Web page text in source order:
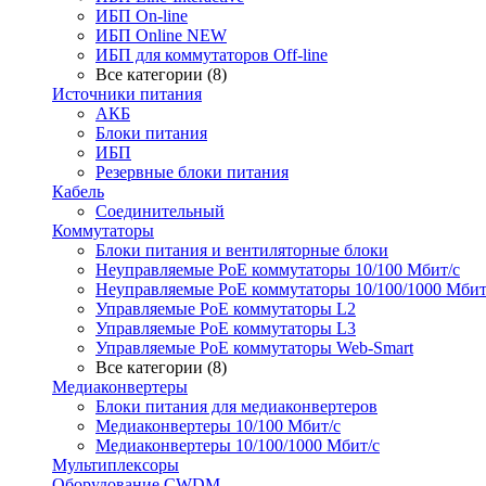
ИБП On-line
ИБП Online NEW
ИБП для коммутаторов Off-line
Все категории (8)
Источники питания
АКБ
Блоки питания
ИБП
Резервные блоки питания
Кабель
Соединительный
Коммутаторы
Блоки питания и вентиляторные блоки
Неуправляемые PoE коммутаторы 10/100 Мбит/с
Неуправляемые PoE коммутаторы 10/100/1000
Управляемые PoE коммутаторы L2
Управляемые PoE коммутаторы L3
Управляемые PoE коммутаторы Web-Smart
Все категории (8)
Медиаконвертеры
Блоки питания для медиаконвертеров
Медиаконвертеры 10/100 Мбит/с
Медиаконвертеры 10/100/1000 Мбит/c
Мультиплексоры